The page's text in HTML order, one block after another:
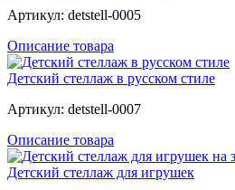
Артикул: detstell-0005
Описание товара
Детский стеллаж в русском стиле
Артикул: detstell-0007
Описание товара
Детский стеллаж для игрушек